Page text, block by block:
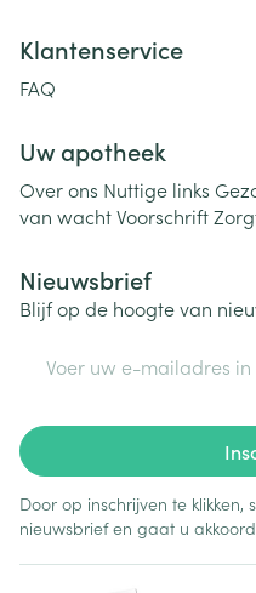
Klantenservice
FAQ
Uw apotheek
Over ons Nuttige links
van wachtVoorschrift
Nieuwsbrief
Blijf op de hoogte van
Door op inschrijven te klikken,
nieuwsbrief en gaat u